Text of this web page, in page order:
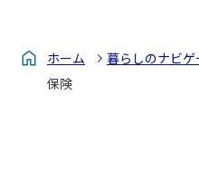
ホーム 暮らしのナビゲ
保険